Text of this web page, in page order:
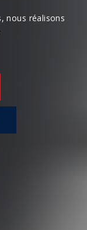
nous réalisons